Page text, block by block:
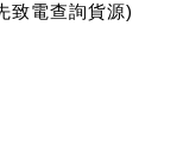
致電查詢貨源)